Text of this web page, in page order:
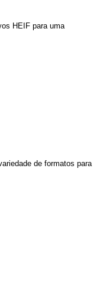
HEIF para uma
de formatos para